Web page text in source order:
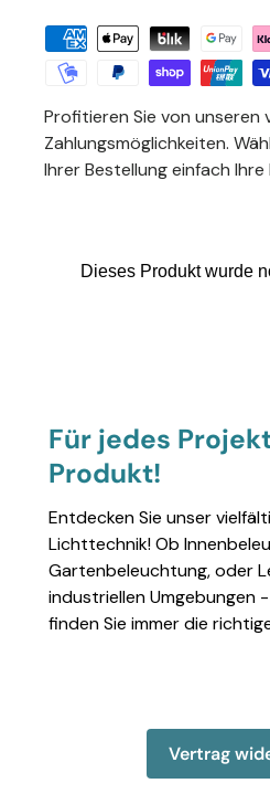
Profitieren Sie von unseren
Zahlungsmöglichkeiten.
Ihrer Bestellung einfach
Für jedes
Produkt!
Entdecken Sie unser
Lichttechnik! Ob
Gartenbeleuchtung, oder
industriellen Umgebungen
finden Sie immer die
Vertrag